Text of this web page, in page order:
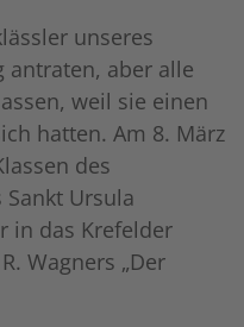
unseres
antraten, aber alle
weil sie einen
hatten. Am 8. März
des
Ursula
in das Krefelder
Wagners „Der